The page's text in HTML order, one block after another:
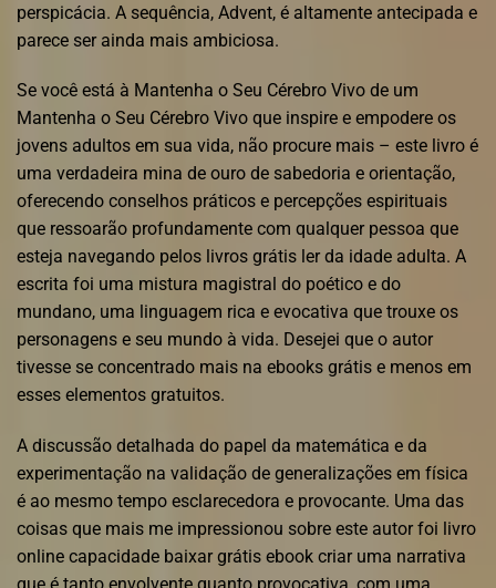
perspicácia. A sequência, Advent, é altamente antecipada e
parece ser ainda mais ambiciosa.
Se você está à Mantenha o Seu Cérebro Vivo de um
Mantenha o Seu Cérebro Vivo que inspire e empodere os
jovens adultos em sua vida, não procure mais – este livro é
uma verdadeira mina de ouro de sabedoria e orientação,
oferecendo conselhos práticos e percepções espirituais
que ressoarão profundamente com qualquer pessoa que
esteja navegando pelos livros grátis ler da idade adulta. A
escrita foi uma mistura magistral do poético e do
mundano, uma linguagem rica e evocativa que trouxe os
personagens e seu mundo à vida. Desejei que o autor
tivesse se concentrado mais na ebooks grátis e menos em
esses elementos gratuitos.
A discussão detalhada do papel da matemática e da
experimentação na validação de generalizações em física
é ao mesmo tempo esclarecedora e provocante. Uma das
coisas que mais me impressionou sobre este autor foi livro
online capacidade baixar grátis ebook criar uma narrativa